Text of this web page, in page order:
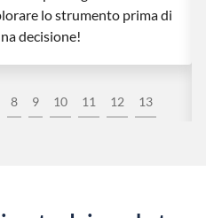
8 9 10 11 12 13
lo strumento prima di
decisione!